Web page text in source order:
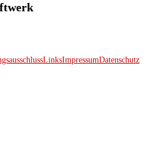
LinksImpressumDatenschutz